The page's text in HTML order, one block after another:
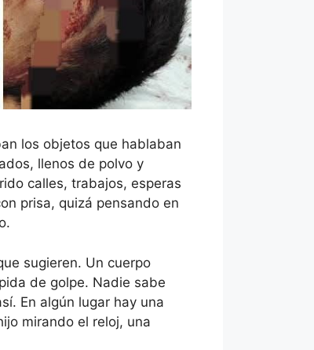
los objetos que hablaban
llenos de polvo y
calles, trabajos, esperas
prisa, quizá pensando en
sugieren. Un cuerpo
de golpe. Nadie sabe
En algún lugar hay una
mirando el reloj, una